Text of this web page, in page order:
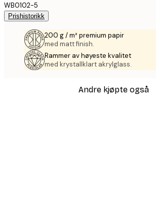
WB0102-5
Prishistorikk
200 g / m² premium papir
med matt finish.
Rammer av høyeste kvalitet
med krystallklart akrylglass.
Andre kjøpte også